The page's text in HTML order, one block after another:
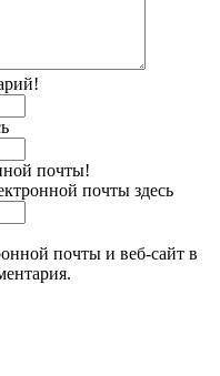
почты!
почты здесь
почты и веб-сайт в